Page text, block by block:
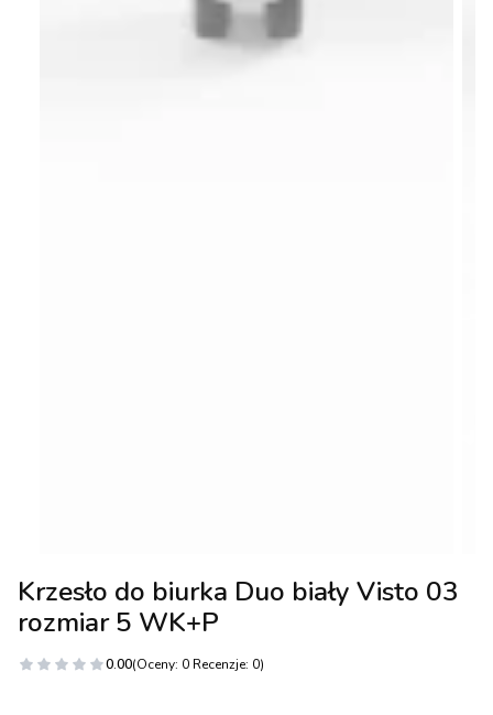
Krzesło do biurka Duo biały Visto 03
rozmiar 5 WK+P
0.00(Oceny: 0 Recenzje: 0)